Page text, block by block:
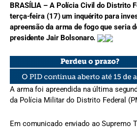
BRASÍLIA – A Polícia Civil do Distrito
terça-feira (17) um inquérito para
apreensão da arma de fogo que seria
presidente Jair Bolsonaro.
A arma foi apreendida na última
da Polícia Militar do Distrito Federal
Em comunicado enviado ao Supremo